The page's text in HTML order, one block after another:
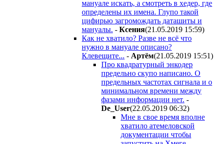
мануале искать, а смотреть в хедер, где
определены их имена. Глупо такой
цифирью загромождать даташиты и
мануалы. - Ксения(21.05.2019 15:59)
Как не хватило? Разве не всё что
нужно в мануале описано?
Клевещите... - Apтём(21.05.2019 15:51)
Про квадратурный энкодер
предельно скупо написано. О
предельных частотах сигнала и о
минимальном времени между
фазами информации нет. -
De_User(22.05.2019 06:32)
Мне в свое время вполне
хватило атемеловской
документации чтобы